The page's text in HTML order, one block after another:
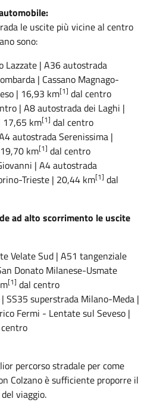
le uscite più vicine al centro
sono:
Lazzate | A36autostrada
| Cassano Magnago-
| 16,93 km[1] dal centro
| A8autostrada dei Laghi |
17,65 km[1] dal centro
autostrada Serenissima |
km[1] dal centro
| A4autostrada
Trieste | 20,44 km[1] dal
ad alto scorrimento le uscite
Velate Sud | A51 tangenziale
Donato Milanese-Usmate
[1] dal centro
| SS35 superstrada Milano-Meda |
Fermi - Lentate sul Seveso |
percorso stradale per come
Colzano è sufficiente proporre il
del viaggio.